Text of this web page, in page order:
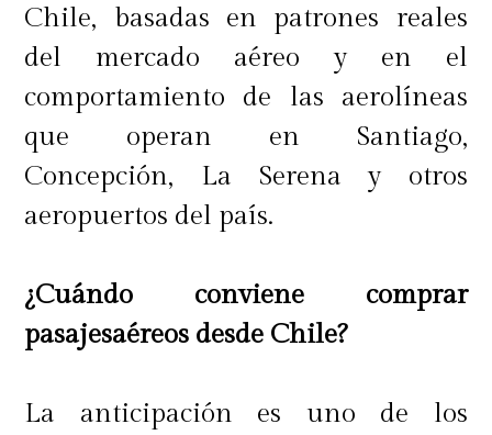
Chile, basadas en patrones reales
del mercado aéreo y en el
comportamiento de las aerolíneas
que operan en Santiago,
Concepción, La Serena y otros
aeropuertos del país.
¿Cuándo conviene comprar
pasajesaéreos desde Chile?
La anticipación es uno de los